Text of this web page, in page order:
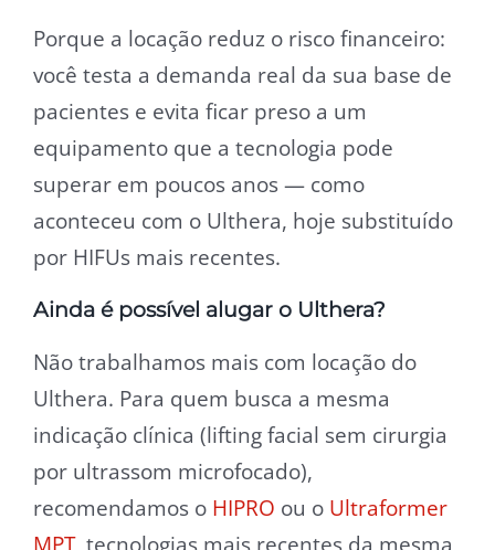
Porque a locação reduz o risco financeiro:
você testa a demanda real da sua base de
pacientes e evita ficar preso a um
equipamento que a tecnologia pode
superar em poucos anos — como
aconteceu com o Ulthera, hoje substituído
por HIFUs mais recentes.
Ainda é possível alugar o Ulthera?
Não trabalhamos mais com locação do
Ulthera. Para quem busca a mesma
indicação clínica (lifting facial sem cirurgia
por ultrassom microfocado),
recomendamos o HIPRO ou o Ultraformer
MPT, tecnologias mais recentes da mesma